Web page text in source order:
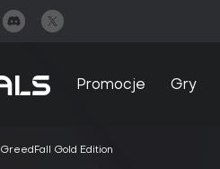
Promocje Gry
GreedFall Gold Edition